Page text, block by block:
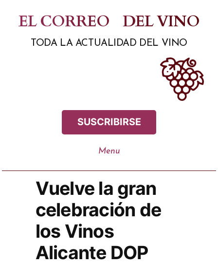
contenido
EL CORREO DEL VINO
TODA LA ACTUALIDAD DEL VINO
SUSCRIBIRSE
Vuelve la gran
celebración de
los Vinos
Alicante DOP